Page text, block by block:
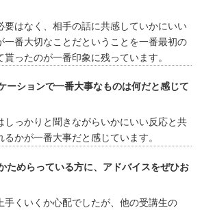
要はなく、相手の話に共感していかにいい
一番大切なことだということを一番最初の
ったのが一番印象に残っています。
ーションで一番大事なものは何だと感じて
しっかりと聞きながらいかにいい反応と共
かが一番大事だと感じています。
ためらっている方に、アドバイスをぜひお
手くいくか心配でしたが、他の受講生の